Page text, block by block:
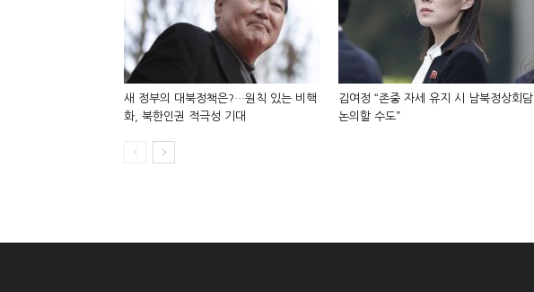
새 정부의 대북정책은?…원칙 있는 비핵
화, 북한인권 적극성 기대
김여정 “존중 자세 유지 시 남북정상회담
논의할 수도”